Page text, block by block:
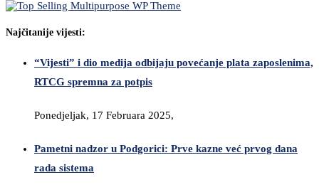
Najčitanije vijesti:
“Vijesti” i dio medija odbijaju povećanje plata zaposlenima,
RTCG spremna za potpis
Ponedjeljak, 17 Februara 2025,
Pametni nadzor u Podgorici: Prve kazne već prvog dana
rada sistema